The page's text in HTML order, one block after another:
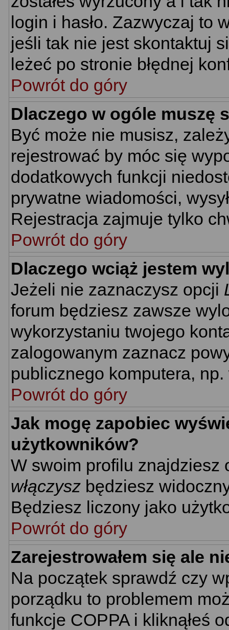
login i hasło. Zazwyczaj to
jeśli tak nie jest skontaktuj
leżeć po stronie błędnej
Powrót do góry
Dlaczego w ogóle muszę
Być może nie musisz,
rejestrować by móc się
dodatkowych funkcji
prywatne wiadomości,
Rejestracja zajmuje tylko
Powrót do góry
Dlaczego wciąż jestem
Jeżeli nie zaznaczysz opcji
forum będziesz zawsze
wykorzystaniu twojego
zalogowanym zaznacz
publicznego komputera,
Powrót do góry
Jak mogę zapobiec
użytkowników?
W swoim profilu znajdziesz
włączysz będziesz
Będziesz liczony jako
Powrót do góry
Zarejestrowałem się ale
Na początek sprawdź czy
porządku to problemem
funkcje COPPA i kliknąłeś